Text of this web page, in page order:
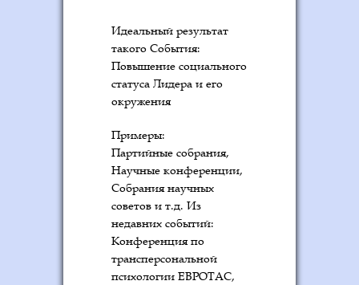
Идеальный результат
такого События:
Повышение социального
статуса Лидера и его
окружения
Примеры:
Партийные собрания,
Научные конференции,
Собрания научных
советов и т.д. Из
недавних событий:
Конференция по
трансперсональной
психологии ЕВРОТАС,